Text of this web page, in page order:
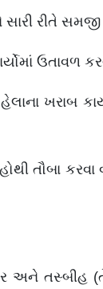
રીતે
ઉતાવળ
ખરાબ
તૌબા કરવા
અને તસ્બીહ